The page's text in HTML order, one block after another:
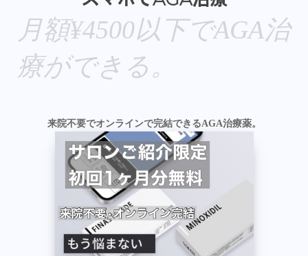
月額¥4500以下でAGA治
療ができる。
来院不要でオンラインで完結できるAGA治療薬。